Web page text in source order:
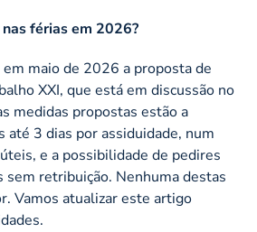
férias em 2026?
maio de 2026 a proposta de
XXI, que está em discussão no
medidas propostas estão a
até 3 dias por assiduidade, num
e a possibilidade de pedires
sem retribuição. Nenhuma destas
Vamos atualizar este artigo